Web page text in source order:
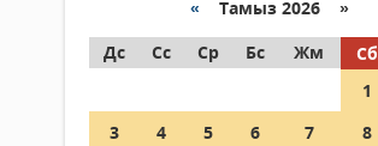
« Тамыз 2026 »
Дс
Сс Ср Бс Жм Сб
1
3
4 5 6 7 8